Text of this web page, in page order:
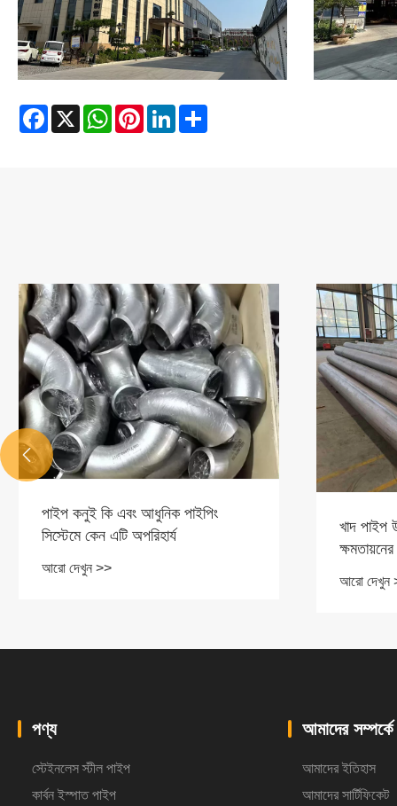
Facebook
X WhatsApp
PinterestLinkedIn
পাইপ কনুই কি এবং আধুনিক পাইপিং
সিস্টেমে কেন এটি অপরিহার্য
আরো দেখুন >>
খাদ পাইপ
আরো দেখুন

পণ্য
স্টেইনলেস স্টীল পাইপ
কার্বন ইস্পাত পাইপ
আমাদের সম্পর্কে
আমাদের ইতিহাস
আমাদের সার্টিফিকেট